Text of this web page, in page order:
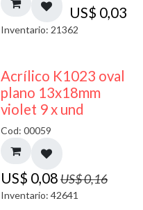
US$ 0,03
Inventario: 21362
50% DESCUENTO
Acrílico K1023 oval
plano 13x18mm
violet 9 x und
Cod: 00059
US$ 0,08US$0,16
Inventario: 42641